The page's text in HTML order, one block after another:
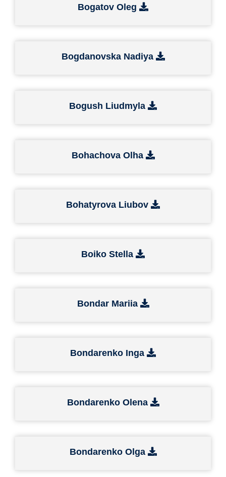
Bogatov Oleg
Bogdanovska Nadiya
Bogush Liudmyla
Bohachova Olha
Bohatyrova Liubov
Boiko Stella
Bondar Mariia
Bondarenko Inga
Bondarenko Olena
Bondarenko Olga